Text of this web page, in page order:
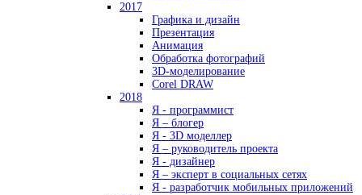
2017
Графика и дизайн
Презентация
Анимация
Обработка фотографий
3D-моделирование
Corel DRAW
2018
Я - программист
Я – блогер
Я - 3D моделлер
Я – руководитель проекта
Я - дизайнер
Я – эксперт в социальных сетях
Я - разработчик мобильных приложений